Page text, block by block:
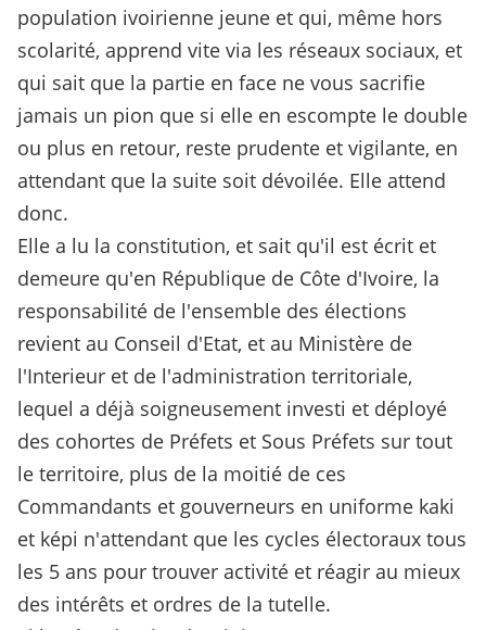
population ivoirienne jeune et qui, même hors
scolarité, apprend vite via les réseaux sociaux, et
qui sait que la partie en face ne vous sacrifie
jamais un pion que si elle en escompte le double
ou plus en retour, reste prudente et vigilante, en
attendant que la suite soit dévoilée. Elle attend
donc.
Elle a lu la constitution, et sait qu'il est écrit et
demeure qu'en République de Côte d'Ivoire, la
responsabilité de l'ensemble des élections
revient au Conseil d'Etat, et au Ministère de
l'Interieur et de l'administration territoriale,
lequel a déjà soigneusement investi et déployé
des cohortes de Préfets et Sous Préfets sur tout
le territoire, plus de la moitié de ces
Commandants et gouverneurs en uniforme kaki
et képi n'attendant que les cycles électoraux tous
les 5 ans pour trouver activité et réagir au mieux
des intérêts et ordres de la tutelle.